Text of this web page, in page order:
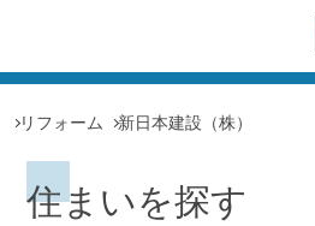
リフォーム 新日本建設（株）
住まいを探す